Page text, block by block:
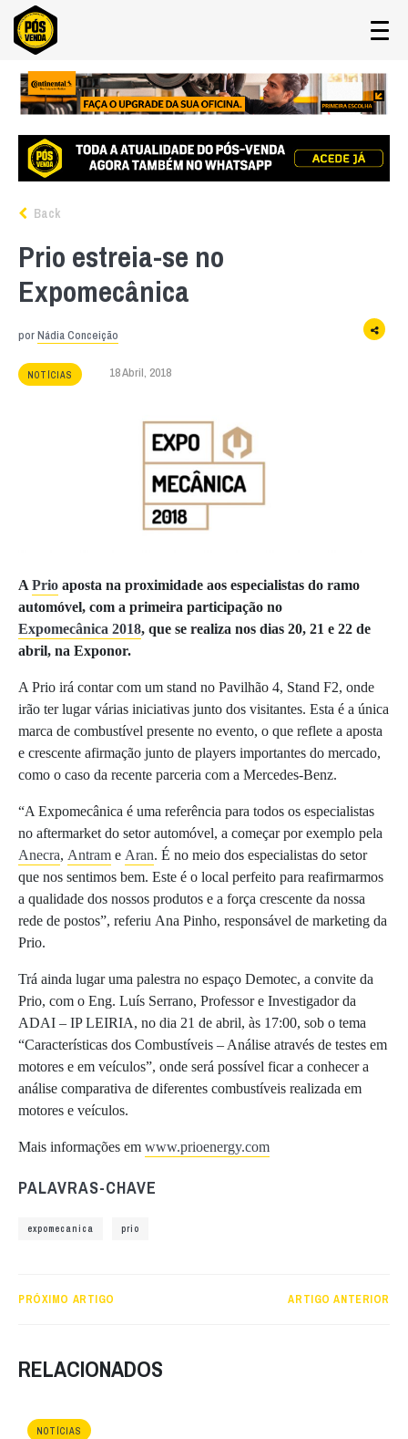
Back
Prio estreia-se no
Expomecânica
porNádia Conceição
NOTÍCIAS 18 Abril, 2018
A Prio aposta na proximidade aos especialistas do ramo
automóvel, com a primeira participação no
Expomecânica 2018, que se realiza nos dias 20, 21 e 22 de
abril, na Exponor.
A Prio irá contar com um stand no Pavilhão 4, Stand F2, onde
irão ter lugar várias iniciativas junto dos visitantes. Esta é a única
marca de combustível presente no evento, o que reflete a aposta
e crescente afirmação junto de players importantes do mercado,
como o caso da recente parceria com a Mercedes-Benz.
“A Expomecânica é uma referência para todos os especialistas
no aftermarket do setor automóvel, a começar por exemplo pela
Anecra, Antram e Aran. É no meio dos especialistas do setor
que nos sentimos bem. Este é o local perfeito para reafirmarmos
a qualidade dos nossos produtos e a força crescente da nossa
rede de postos”, referiu Ana Pinho, responsável de marketing da
Prio.
Trá ainda lugar uma palestra no espaço Demotec, a convite da
Prio, com o Eng. Luís Serrano, Professor e Investigador da
ADAI – IP LEIRIA, no dia 21 de abril, às 17:00, sob o tema
“Características dos Combustíveis – Análise através de testes em
motores e em veículos”, onde será possível ficar a conhecer a
análise comparativa de diferentes combustíveis realizada em
motores e veículos.
Mais informações em www.prioenergy.com
PALAVRAS-CHAVE
expomecanica prio
PRÓXIMO ARTIGO ARTIGO ANTERIOR
RELACIONADOS
NOTÍCIAS